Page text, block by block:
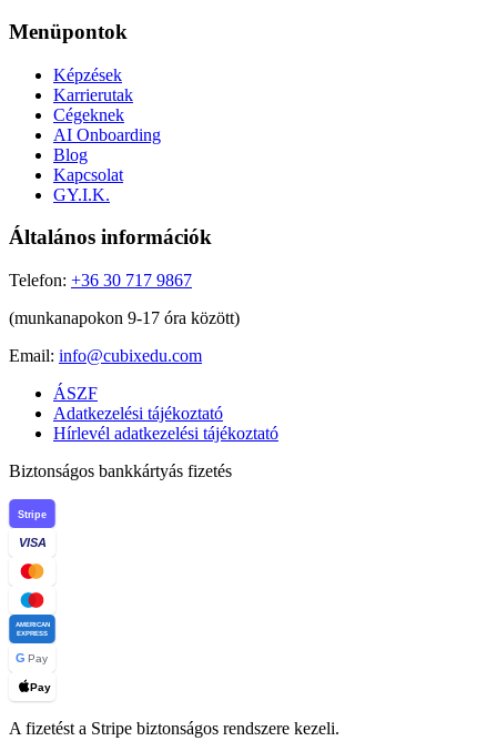
Menüpontok
Képzések
Karrierutak
Cégeknek
AI Onboarding
Blog
Kapcsolat
GY.I.K.
Általános információk
Telefon: +36 30 717 9867
(munkanapokon 9-17 óra között)
Email: info@cubixedu.com
ÁSZF
Adatkezelési tájékoztató
Hírlevél adatkezelési tájékoztató
Biztonságos bankkártyás fizetés
Stripe
VISA
AMERICAN
EXPRESS
G Pay
Pay
A fizetést a Stripe biztonságos rendszere kezeli.